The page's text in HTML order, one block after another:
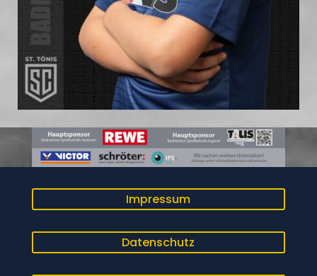
Impressum
Datenschutz